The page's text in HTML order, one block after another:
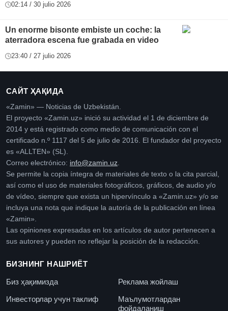
02:14 / 30 julio 2026
Un enorme bisonte embiste un coche: la
aterradora escena fue grabada en video
23:40 / 27 julio 2026
САЙТ ҲАҚИДА
«Zamin» — Noticias de Uzbekistán.
El proyecto «Zamin.uz» inició su actividad el 1 de diciembre de
2014 y está registrado como medio de comunicación con el
certificado n.º 1117 del 5 de julio de 2016. El fundador del proyecto
es «ALLTEN» (SL).
Correo electrónico: info@zamin.uz.
Se permite la copia íntegra de materiales de texto o la cita parcial,
así como el uso de materiales fotográficos, gráficos, de audio y/o
de vídeo, siempre que exista un hipervínculo a «Zamin.uz» y/o se
incluya una nota que indique la autoría de la publicación en línea
«Zamin».
Las opiniones expresadas en los artículos de autor pertenecen a
sus autores y pueden no reflejar la posición de la redacción.
БИЗНИНГ НАШРИЁТ
Биз ҳақимизда
Реклама жойлаш
Инвесторлар учун таклиф
Маълумотлардан
фойдаланиш